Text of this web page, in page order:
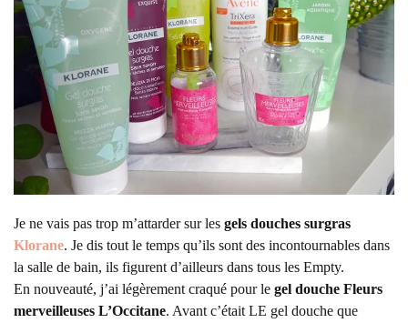
Je ne vais pas trop m’attarder sur les gels douches surgras
Klorane. Je dis tout le temps qu’ils sont des incontournables dans
la salle de bain, ils figurent d’ailleurs dans tous les Empty.
En nouveauté, j’ai légèrement craqué pour le gel douche Fleurs
merveilleuses L’Occitane. Avant c’était LE gel douche que